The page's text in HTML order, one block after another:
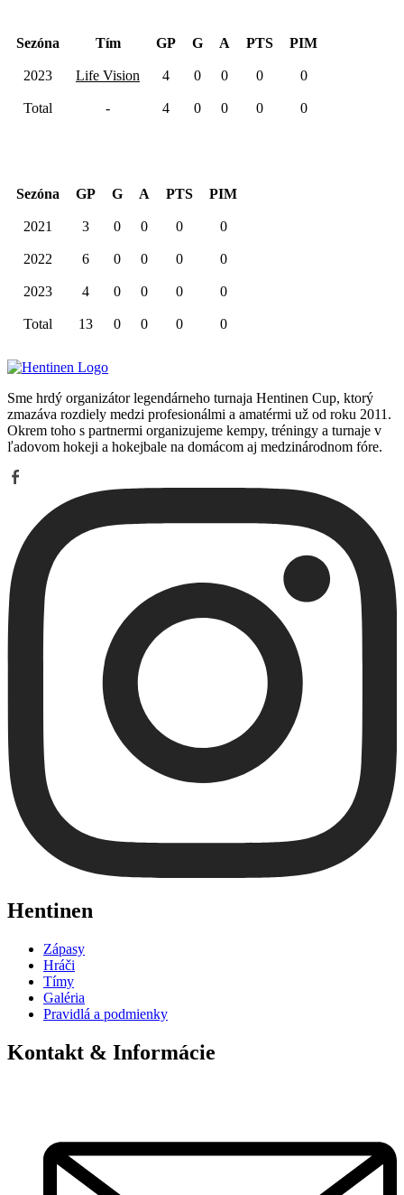
Sezóna Tím GP G A PTS PIM
2023 Life Vision 4 0 0 0 0
Total - 4 0 0 0 0
Sezóna GP G A PTS PIM
2021 3 0 0 0 0
2022 6 0 0 0 0
2023 4 0 0 0 0
Total 13 0 0 0 0
Sme hrdý organizátor legendárneho turnaja Hentinen Cup, ktorý
zmazáva rozdiely medzi profesionálmi a amatérmi už od roku 2011.
Okrem toho s partnermi organizujeme kempy, tréningy a turnaje v
ľadovom hokeji a hokejbale na domácom aj medzinárodnom fóre.
Hentinen
Zápasy
Hráči
Tímy
Galéria
Pravidlá a podmienky
Kontakt & Informácie